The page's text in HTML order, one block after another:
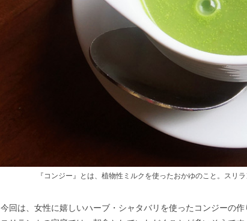
『コンジー』とは、植物性ミルクを使ったおかゆのこと。スリ
今回は、女性に嬉しいハーブ・シャタバリを使ったコンジーの作